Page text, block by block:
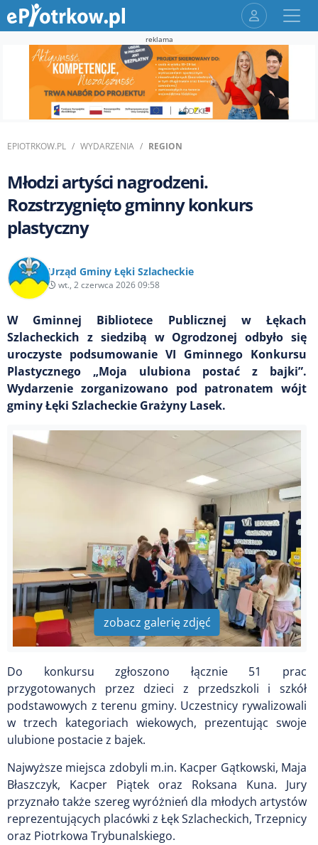
reklama
EPIOTRKOW.PL WYDARZENIA REGION
Młodzi artyści nagrodzeni.
Rozstrzygnięto gminny konkurs
plastyczny
Urząd Gminy Łęki Szlacheckie
wt., 2 czerwca 2026 09:58
W Gminnej Bibliotece Publicznej w Łękach
Szlacheckich z siedzibą w Ogrodzonej odbyło się
uroczyste podsumowanie VI Gminnego Konkursu
Plastycznego „Moja ulubiona postać z bajki”.
Wydarzenie zorganizowano pod patronatem wójt
gminy Łęki Szlacheckie Grażyny Lasek.
zobacz galerię zdjęć
Do konkursu zgłoszono łącznie 51 prac
przygotowanych przez dzieci z przedszkoli i szkół
podstawowych z terenu gminy. Uczestnicy rywalizowali
w trzech kategoriach wiekowych, prezentując swoje
ulubione postacie z bajek.
Najwyższe miejsca zdobyli m.in. Kacper Gątkowski, Maja
Błaszczyk, Kacper Piątek oraz Roksana Kuna. Jury
przyznało także szereg wyróżnień dla młodych artystów
reprezentujących placówki z Łęk Szlacheckich, Trzepnicy
oraz Piotrkowa Trybunalskiego.